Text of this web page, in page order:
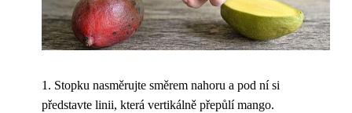
1. Stopku nasměrujte směrem nahoru a pod ní si
představte linii, která vertikálně přepůlí mango.